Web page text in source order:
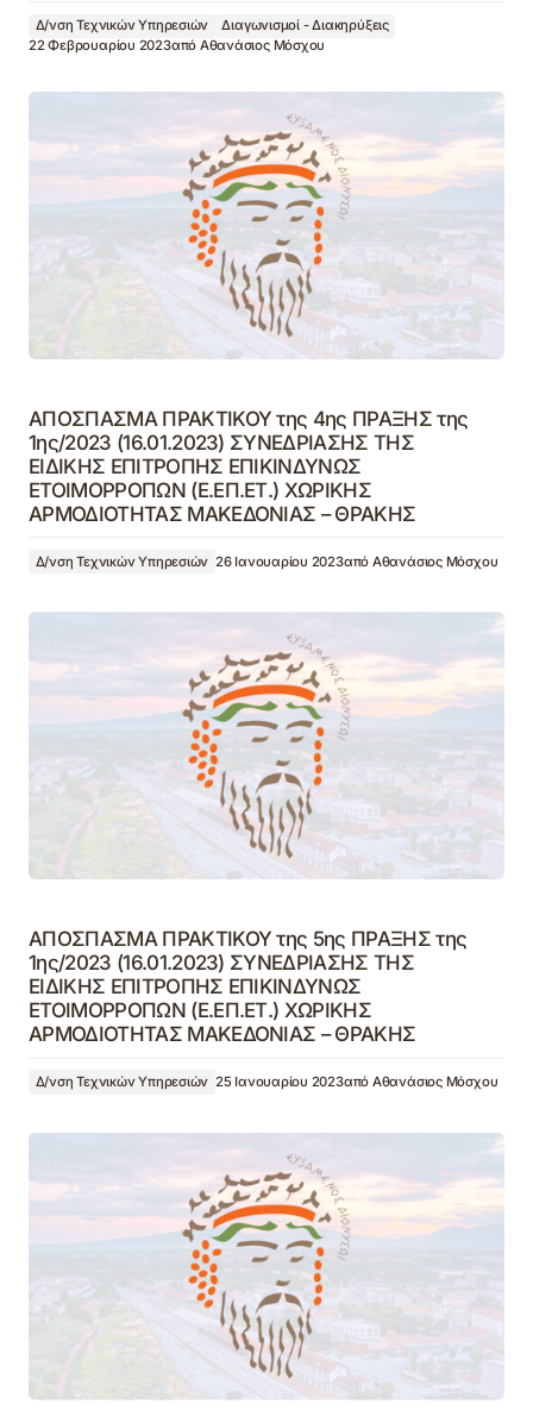
Δ/νση Τεχνικών Υπηρεσιών
Διαγωνισμοί - Διακηρύξεις
22 Φεβρουαρίου 2023από Αθανάσιος Μόσχου
ΑΠΟΣΠΑΣΜΑ ΠΡΑΚΤΙΚΟΥ της 4ης ΠΡΑΞΗΣ της
1ης/2023 (16.01.2023) ΣΥΝΕΔΡΙΑΣΗΣ ΤΗΣ
ΕΙΔΙΚΗΣ ΕΠΙΤΡΟΠΗΣ ΕΠΙΚΙΝΔΥΝΩΣ
ΕΤΟΙΜΟΡΡΟΠΩΝ (Ε.ΕΠ.ΕΤ.) ΧΩΡΙΚΗΣ
ΑΡΜΟΔΙΟΤΗΤΑΣ ΜΑΚΕΔΟΝΙΑΣ – ΘΡΑΚΗΣ
Δ/νση Τεχνικών Υπηρεσιών 26 Ιανουαρίου 2023από Αθανάσιος Μόσχου
ΑΠΟΣΠΑΣΜΑ ΠΡΑΚΤΙΚΟΥ της 5ης ΠΡΑΞΗΣ της
1ης/2023 (16.01.2023) ΣΥΝΕΔΡΙΑΣΗΣ ΤΗΣ
ΕΙΔΙΚΗΣ ΕΠΙΤΡΟΠΗΣ ΕΠΙΚΙΝΔΥΝΩΣ
ΕΤΟΙΜΟΡΡΟΠΩΝ (Ε.ΕΠ.ΕΤ.) ΧΩΡΙΚΗΣ
ΑΡΜΟΔΙΟΤΗΤΑΣ ΜΑΚΕΔΟΝΙΑΣ – ΘΡΑΚΗΣ
Δ/νση Τεχνικών Υπηρεσιών 25 Ιανουαρίου 2023από Αθανάσιος Μόσχου